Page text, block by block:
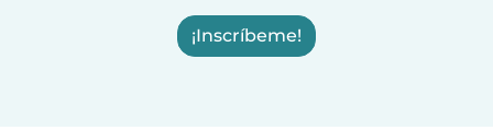
¡Inscríbeme!